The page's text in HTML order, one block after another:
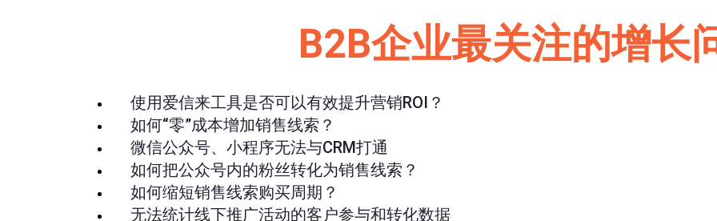
B2B企业最关注的增长
使用爱信来工具是否可以有效提升营销ROI？
如何“零”成本增加销售线索？
微信公众号、小程序无法与CRM打通
如何把公众号内的粉丝转化为销售线索？
如何缩短销售线索购买周期？
无法统计线下推广活动的客户参与和转化数据